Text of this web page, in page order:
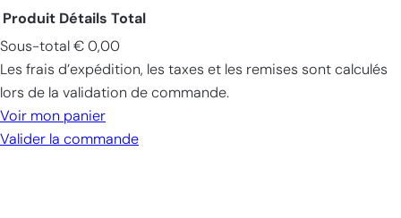
Produits
dans
le
panier
Produit Détails Total
Sous-total € 0,00
Les frais d’expédition, les taxes et les remises sont calculés
lors de la validation de commande.
Voir mon panier
Valider la commande